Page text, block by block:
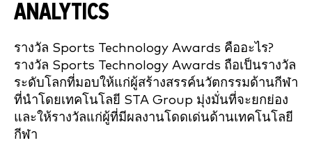
ANALYTICS
รางวัล Sports Technology Awards คืออะไร?
รางวัล Sports Technology Awards ถือเป็นรางวัล
ระดับโลกที่มอบให้แก่ผู้สร้างสรรค์นวัตกรรมด้านกีฬา
ที่นำโดยเทคโนโลยี STA Group มุ่งมั่นที่จะยกย่อง
และให้รางวัลแก่ผู้ที่มีผลงานโดดเด่นด้านเทคโนโลยี
กีฬา